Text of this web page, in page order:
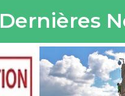
Dernières